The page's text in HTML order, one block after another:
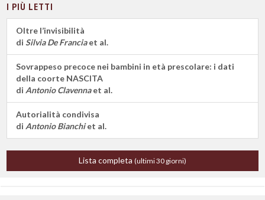
I PIÙ LETTI
Oltre l’invisibilità
di Silvia De Franciaet al.
Sovrappeso precoce nei bambini in età prescolare: i dati
della coorte NASCITA
di Antonio Clavennaet al.
Autorialità condivisa
di Antonio Bianchiet al.
Lista completa (ultimi 30 giorni)